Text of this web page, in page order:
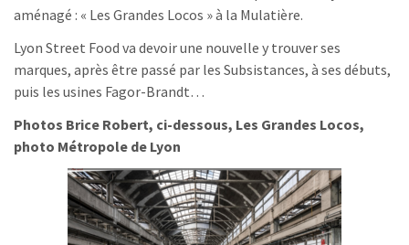
aménagé : « Les Grandes Locos » à la Mulatière.
Lyon Street Food va devoir une nouvelle y trouver ses
marques, après être passé par les Subsistances, à ses débuts,
puis les usines Fagor-Brandt…
Photos Brice Robert, ci-dessous, Les Grandes Locos,
photo Métropole de Lyon